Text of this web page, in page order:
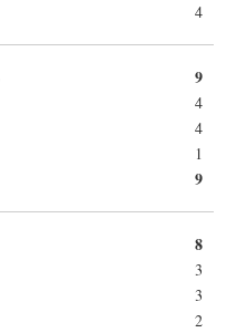
4
9
4
4
1
9
8
3
3
2